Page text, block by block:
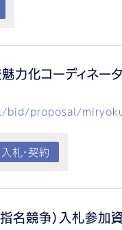
力化コーディネー
proposal/
入札・契約
名競争）入札参加